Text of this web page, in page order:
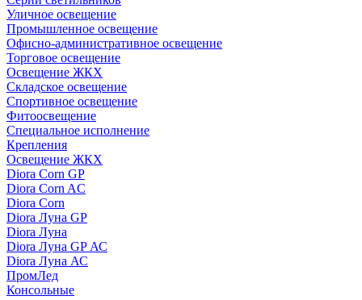
Уличное освещение
Промышленное освещение
Офисно-административное освещение
Торговое освещение
Освещение ЖКХ
Складское освещение
Спортивное освещение
Фитоосвещение
Специальное исполнение
Крепления
Освещение ЖКХ
Diora Corn GP
Diora Corn AC
Diora Corn
Diora Луна GP
Diora Луна
Diora Луна GP АС
Diora Луна АС
ПромЛед
Консольные